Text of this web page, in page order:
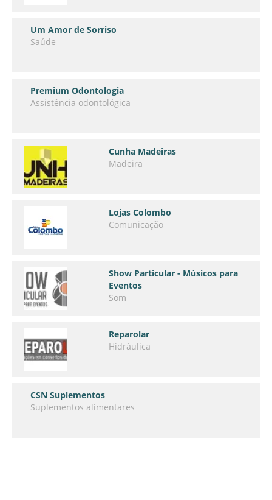
Um Amor de Sorriso
Saúde
Premium Odontologia
Assistência odontológica
Cunha Madeiras
Madeira
Lojas Colombo
Comunicação
Show Particular - Músicos para
Eventos
Som
Reparolar
Hidráulica
CSN Suplementos
Suplementos alimentares